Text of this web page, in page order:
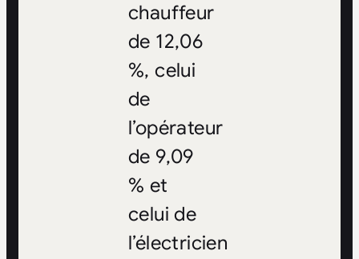
chauffeur
de 12,06
%, celui
de
l’opérateur
de 9,09
% et
celui de
l’électricien